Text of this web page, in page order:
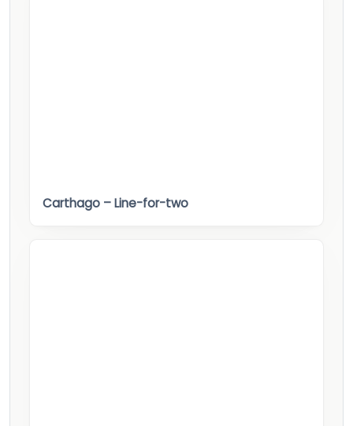
Carthago – Line-for-two